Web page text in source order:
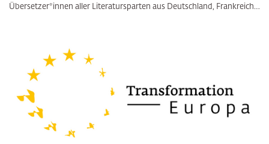
Übersetzer*innen aller Literatursparten aus Deutschland, Frankreich…